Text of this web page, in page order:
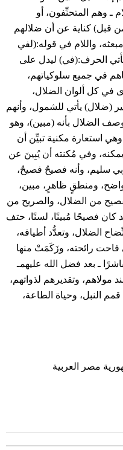
ـ وهم المتحنِّفون، أو
قبل) كناية عن أن ضلالهم
واللام في قوله:(لفي
ويأتي الحرف:(في) ليدل على
في جميع سلوكياتهم،
في كل ألوان الضلال،
(ضلال) يأتي للشمول، وأنهم
الضلال بأنه (مبين)، وهو
استعارة مكنية تبيِّن أن
وفي مُكنته أن يُبِينَ عن
سليم، وأنه فصيحٌ فصيحٌ،
ومنطقٍ ظاهرٍ، مبين،
من الضلال، والصريح من
كان فصيحًا مُبينًا، لسنًا، حتف
الضلال، وتعدُّد أطيافه،
فاحت رائحته، وزَكَمَتْ منها
ـ بعد فضل الله عليهمـ
وتقديرهم لذواتهم،
قمم النبل، وحياة الطاعة،
مصر العربية